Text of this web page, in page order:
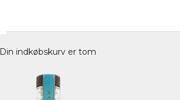
Din indkøbskurv er tom